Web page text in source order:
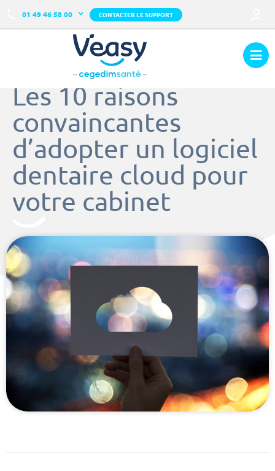
01 49 46 58 00 CONTACTER LE SUPPORT
Les 10 raisons
convaincantes
d’adopter un logiciel
dentaire cloud pour
votre cabinet